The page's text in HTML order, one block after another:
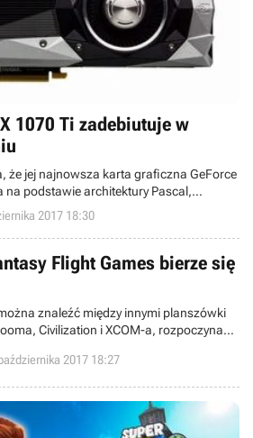
1070 Ti zadebiutuje w
że jej najnowsza karta graficzna GeForce
na podstawie architektury Pascal,
przyszłym tygodniu. Pod względem mocy
pomiędzy kartami GeForce GTX 1080 oraz
2017 18:30
Flight Games bierze się
znaleźć między innymi planszówki
Civilization i XCOM-a, rozpoczyna
wideo. Na czele powołanego w tym celu
który wcześniej pracował w Human
2017 18:27